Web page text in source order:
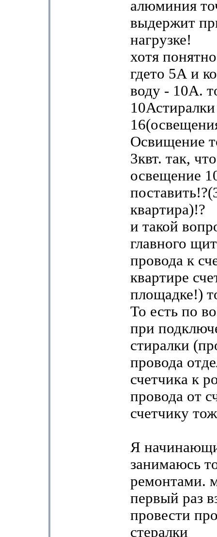
алюминия
выдержит
нагрузке!
хотя
гдето 5А и
воду - 10А.
Освищение
3квт. так,
освещение
квартира)!?
и такой
главного
провода к
квартире
площадке!)
То есть по
при
стиралки
провода
счетчика к
провода от
счетчику
Я
занимаюсь
ремонтами.
первый раз
провести
стералки